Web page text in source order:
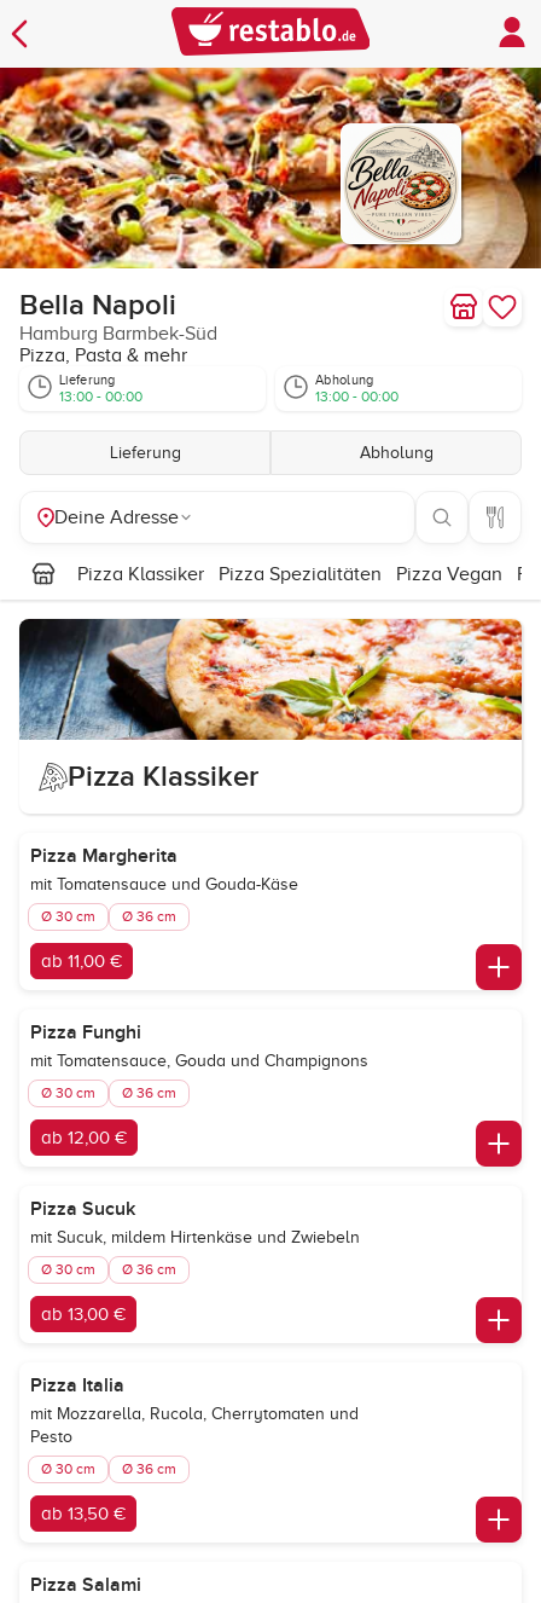
Bella Napoli
Hamburg Barmbek-Süd
Pizza, Pasta & mehr
Lieferung
13:00 - 00:00
Abholung
13:00 - 00:00
Lieferung Abholung
Deine Adresse
Pizza Klassiker Pizza Spezialitäten Pizza Vegan
Pizza Klassiker
Pizza Margherita
mit Tomatensauce und Gouda-Käse
Ø 30 cm Ø 36 cm
ab 11,00 €
Pizza Funghi
mit Tomatensauce, Gouda und Champignons
Ø 30 cm Ø 36 cm
ab 12,00 €
Pizza Sucuk
mit Sucuk, mildem Hirtenkäse und Zwiebeln
Ø 30 cm Ø 36 cm
ab 13,00 €
Pizza Italia
mit Mozzarella, Rucola, Cherrytomaten und
Pesto
Ø 30 cm Ø 36 cm
ab 13,50 €
Pizza Salami